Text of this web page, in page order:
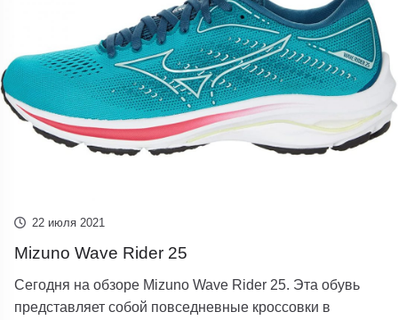
22 июля 2021
Mizuno Wave Rider 25
Сегодня на обзоре Mizuno Wave Rider 25. Эта обувь
представляет собой повседневные кроссовки в